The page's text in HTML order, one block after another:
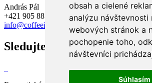
obsah a cielené
analýzu návštevnosti
webových stránok a
pochopenie toho,
návštevníci
Súhlasím
András Pál
+421 905 885 644
info@coffeein.sk
Sledujte nás